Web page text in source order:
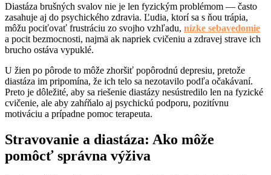
Diastáza brušných svalov nie je len fyzickým problémom — často
zasahuje aj do psychického zdravia. Ľudia, ktorí sa s ňou trápia,
môžu pociťovať frustráciu zo svojho vzhľadu, nízke sebavedomie
a pocit bezmocnosti, najmä ak napriek cvičeniu a zdravej strave ich
brucho ostáva vypuklé.
U žien po pôrode to môže zhoršiť popôrodnú depresiu, pretože
diastáza im pripomína, že ich telo sa nezotavilo podľa očakávaní.
Preto je dôležité, aby sa riešenie diastázy nesústredilo len na fyzické
cvičenie, ale aby zahŕňalo aj psychickú podporu, pozitívnu
motiváciu a prípadne pomoc terapeuta.
Stravovanie a diastáza: Ako môže
pomôcť správna výživa